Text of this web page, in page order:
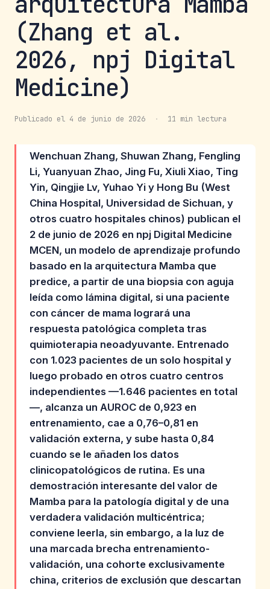
(Zhang et al.
2026, npj Digital
Medicine)
Publicado el 4 de junio de 2026 · 11 min lectura
Wenchuan Zhang, Shuwan Zhang, Fengling
Li, Yuanyuan Zhao, Jing Fu, Xiuli Xiao, Ting
Yin, Qingjie Lv, Yuhao Yi y Hong Bu (West
China Hospital, Universidad de Sichuan, y
otros cuatro hospitales chinos) publican el
2 de junio de 2026 en npj Digital Medicine
MCEN, un modelo de aprendizaje profundo
basado en la arquitectura Mamba que
predice, a partir de una biopsia con aguja
leída como lámina digital, si una paciente
con cáncer de mama logrará una
respuesta patológica completa tras
quimioterapia neoadyuvante. Entrenado
con 1.023 pacientes de un solo hospital y
luego probado en otros cuatro centros
independientes —1.646 pacientes en total
—, alcanza un AUROC de 0,923 en
entrenamiento, cae a 0,76–0,81 en
validación externa, y sube hasta 0,84
cuando se le añaden los datos
clinicopatológicos de rutina. Es una
demostración interesante del valor de
Mamba para la patología digital y de una
verdadera validación multicéntrica;
conviene leerla, sin embargo, a la luz de
una marcada brecha entrenamiento-
validación, una cohorte exclusivamente
china, criterios de exclusión que descartan